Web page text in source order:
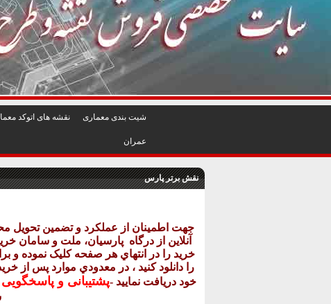
شيت بندی معماری نقشه های اتوکد
عمران
نقش برتر پارس
جهت اطمينان از عملکرد و تضمين
آنلاين از درگاه پارسيان، ملت و سامان
خريد را در انتهاي هر صفحه کليک نموده و
را دانلود کنيد ، در معدودي موارد پس از
خود دريافت نماييد -پشتيبانی و پاسخگويی